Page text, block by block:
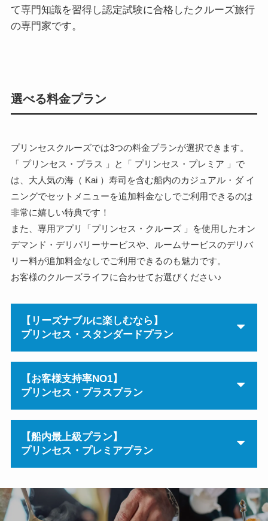
て専門知識を習得し認定試験に合格したクルーズ旅行
の専門家です。
選べる料金プラン
プリンセスクルーズでは3つの料金プランが選択できます。
「 プリンセス・プラス 」と「 プリンセス・プレミア 」で
は、大人気の海（ Kai ）寿司を含む船内のカジュアル・ダ イ
ニングでセットメニューを追加料金なしでご利用できるのは
非常に嬉しい特典です！
また、専用アプリ「プリンセス・クルーズ 」を使用したオン
デマンド・デリバリーサービスや、ルームサービスのデリバ
リー料が追加料金なしでご利用できるのも魅力です。
お客様のクルーズライフに合わせてお選びください♪
【リーズナブルに楽しむなら】
プリンセス・スタンダードプラン
【お客様支持率NO1】
プリンセス・プラスプラン
【船内最上級プラン】
プリンセス・プレミアプラン